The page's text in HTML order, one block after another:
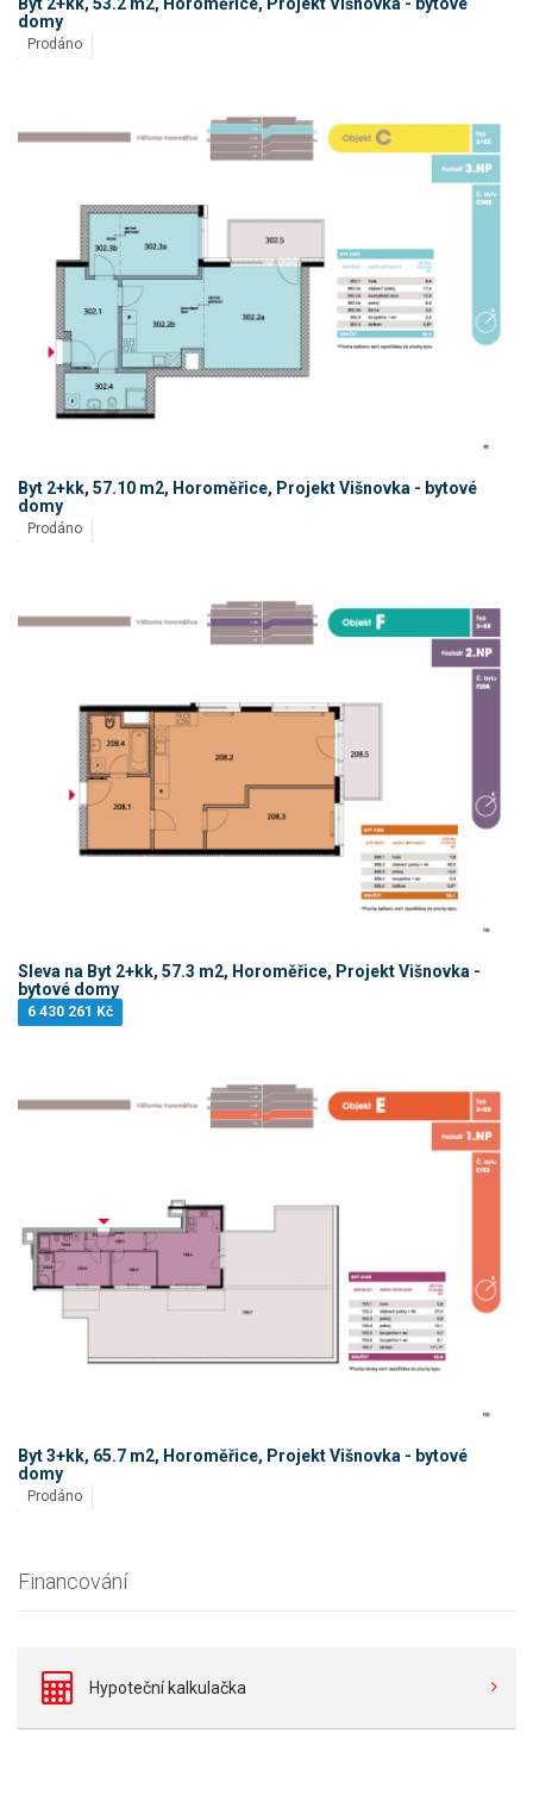
domy
Prodáno
Byt 2+kk, 57.10 m2, Horoměřice, Projekt Višnovka - bytové
domy
Prodáno
Sleva na Byt 2+kk, 57.3 m2, Horoměřice, Projekt Višnovka -
bytové domy
6 430 261 Kč
Byt 3+kk, 65.7 m2, Horoměřice, Projekt Višnovka - bytové
domy
Prodáno
Financování
Hypoteční kalkulačka